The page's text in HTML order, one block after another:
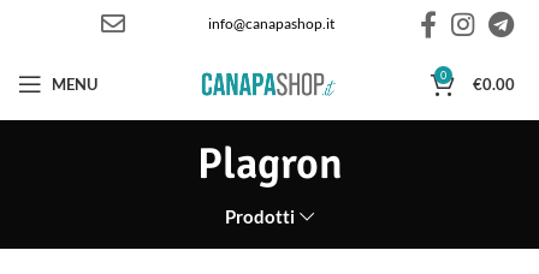
info@canapashop.it
MENU 0 €0.00
Plagron
Prodotti